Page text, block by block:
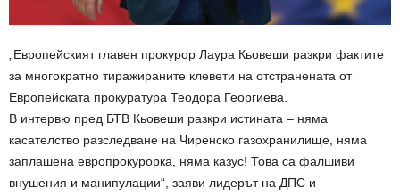
„Европейският главен прокурор Лаура Кьовеши разкри фактите
за многократно тиражираните клевети на отстранената от
Европейската прокуратура Теодора Георгиева.
В интервю пред БТВ Кьовеши разкри истината – няма
касателство разследване на Чиренско газохранилище, няма
заплашена европрокурорка, няма казус! Това са фалшиви
внушения и манипулации“, заяви лидерът на ДПС и